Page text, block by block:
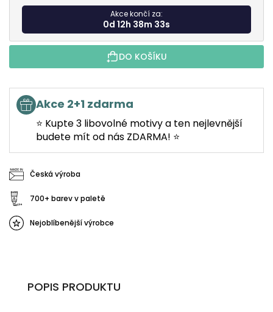
Akce končí za:
0d 12h 38m 32s
DO KOŠÍKU
Akce 2+1 zdarma
⭐ Kupte 3 libovolné motivy a ten nejlevnější
budete mít od nás ZDARMA! ⭐
Česká výroba
700+ barev v paletě
Nejoblíbenější výrobce
POPIS PRODUKTU